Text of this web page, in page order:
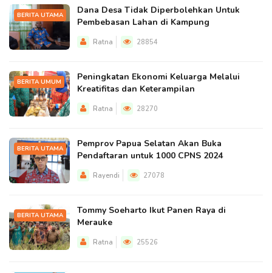
BERITA UTAMA
Dana Desa Tidak Diperbolehkan Untuk
Pembebasan Lahan di Kampung
Ratna 28854
BERITA UMUM
Peningkatan Ekonomi Keluarga Melalui
Kreatifitas dan Keterampilan
Ratna 28270
BERITA UTAMA
Pemprov Papua Selatan Akan Buka
Pendaftaran untuk 1000 CPNS 2024
Rayendi 27078
BERITA UTAMA
Tommy Soeharto Ikut Panen Raya di
Merauke
Ratna 25526